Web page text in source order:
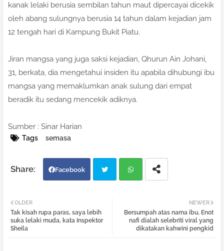
kanak lelaki berusia sembilan tahun maut dipercayai dicekik
oleh abang sulungnya berusia 14 tahun dalam kejadian jam
12 tengah hari di Kampung Bukit Piatu.
Jiran mangsa yang juga saksi kejadian, Qhurun Ain Johani,
31, berkata, dia mengetahui insiden itu apabila dihubungi ibu
mangsa yang memaklumkan anak sulung dari empat
beradik itu sedang mencekik adiknya.
Sumber : Sinar Harian
Tags semasa
Facebook
tter atsa
NEWER
Bersumpah atas nama ibu, Enot
nafi dialah selebriti viral yang
dikatakan kahwini pengkid
OLDER
Tak kisah rupa paras, saya lebih
suka lelaki muda, kata Inspektor
Sheila